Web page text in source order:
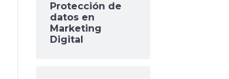
Protección de
datos en
Marketing
Digital